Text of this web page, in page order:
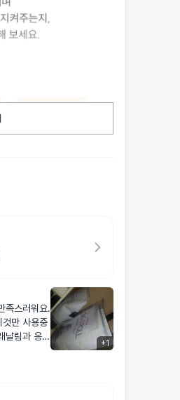
족스러워요.
만 사용중
날림과 응고
+1